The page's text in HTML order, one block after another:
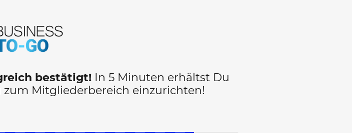
bestätigt! In 5 Minuten erhältst Du
Mitgliederbereich einzurichten!